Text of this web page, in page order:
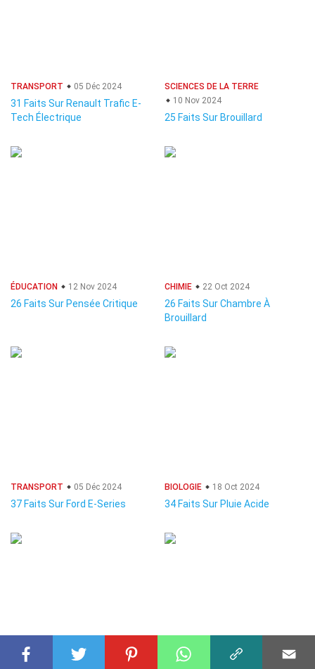
TRANSPORT 05 Déc 2024
31 Faits Sur Renault Trafic E-
Tech Électrique
SCIENCES DE LA TERRE
10 Nov 2024
25 Faits Sur Brouillard
ÉDUCATION 12 Nov 2024
26 Faits Sur Pensée Critique
CHIMIE 22 Oct 2024
26 Faits Sur Chambre À
Brouillard
TRANSPORT 05 Déc 2024
37 Faits Sur Ford E-Series
BIOLOGIE 18 Oct 2024
34 Faits Sur Pluie Acide